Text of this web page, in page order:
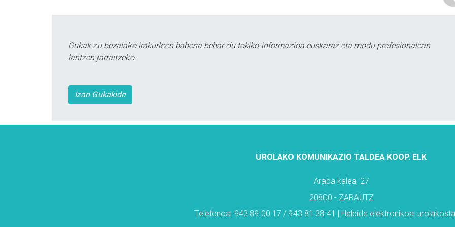
Gukak zu bezalako irakurleen babesa behar du tokiko informazioa euskaraz eta modu profesionalean
lantzen jarraitzeko.
Izan Gukakide
UROLAKO KOMUNIKAZIO TALDEA KOOP. ELK
Araba kalea, 27
20800 - ZARAUTZ
Telefonoa: 943 89 00 17 / 943 81 38 41 | Helbide elektronikoa: